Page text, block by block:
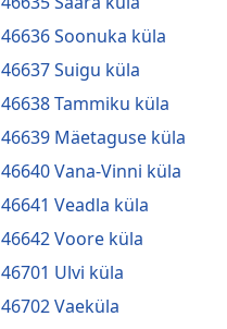
46636 Soonuka küla
46637 Suigu küla
46638 Tammiku küla
46639 Mäetaguse küla
46640 Vana-Vinni küla
46641 Veadla küla
46642 Voore küla
46701 Ulvi küla
46702 Vaeküla